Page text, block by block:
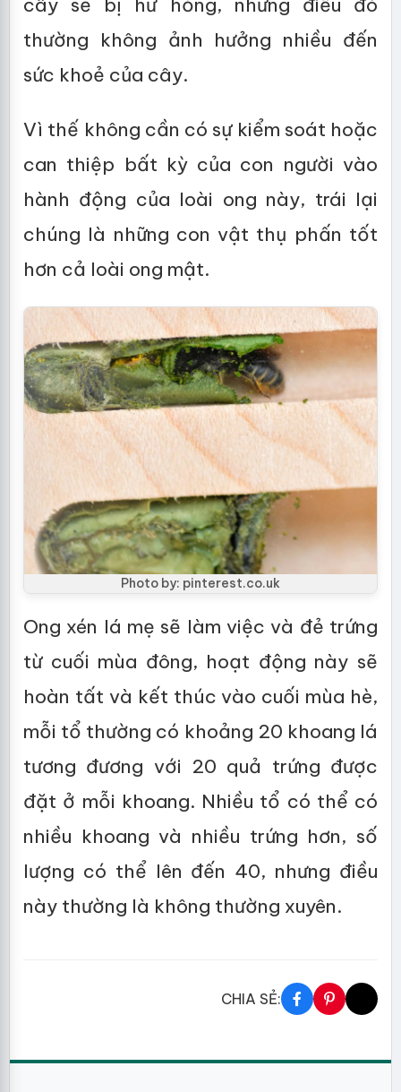
cây sẽ bị hư hỏng, nhưng điều đó
thường không ảnh hưởng nhiều đến
sức khoẻ của cây.
Vì thế không cần có sự kiểm soát hoặc
can thiệp bất kỳ của con người vào
hành động của loài ong này, trái lại
chúng là những con vật thụ phấn tốt
hơn cả loài ong mật.
Photo by: pinterest.co.uk
Ong xén lá mẹ sẽ làm việc và đẻ trứng
từ cuối mùa đông, hoạt động này sẽ
hoàn tất và kết thúc vào cuối mùa hè,
mỗi tổ thường có khoảng 20 khoang lá
tương đương với 20 quả trứng được
đặt ở mỗi khoang. Nhiều tổ có thể có
nhiều khoang và nhiều trứng hơn, số
lượng có thể lên đến 40, nhưng điều
này thường là không thường xuyên.
CHIA SẺ: